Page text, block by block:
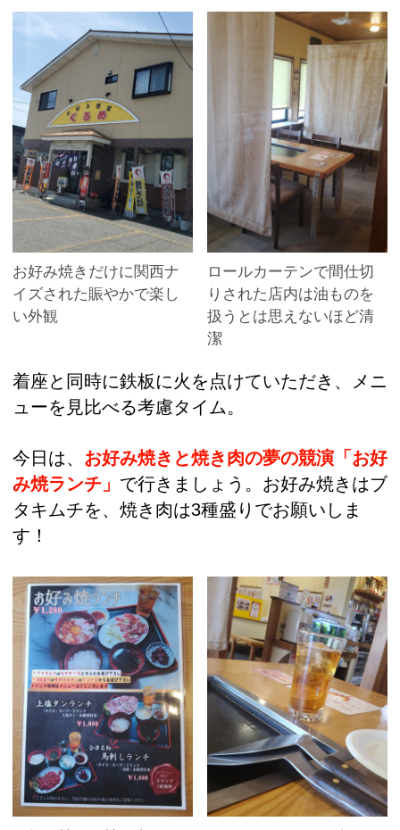
お好み焼きだけに関西ナ
イズされた賑やかで楽し
い外観
ロールカーテンで間仕切
りされた店内は油ものを
扱うとは思えないほど清
潔
着座と同時に鉄板に火を点けていただき、メニ
ューを見比べる考慮タイム。
今日は、 お好み焼きと焼き肉の夢の競演「お好
み焼ランチ」 で行きましょう。お好み焼きはブ
タキムチを、焼き肉は3種盛りでお願いしま
す！